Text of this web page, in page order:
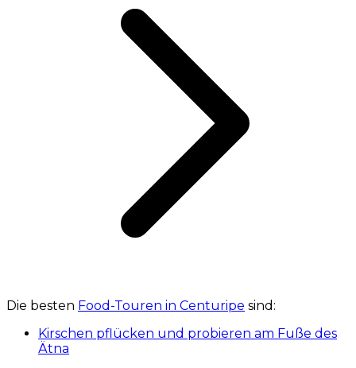
Die besten Food-Touren in Centuripe sind:
Kirschen pflücken und probieren am Fuße des
Ätna